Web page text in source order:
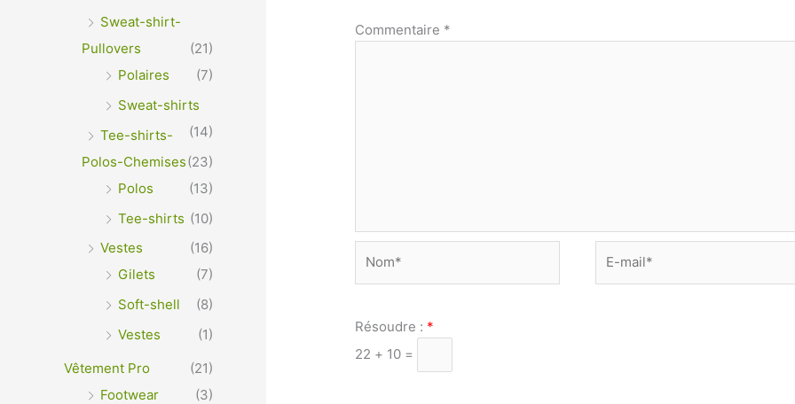
Sweat-shirt-
Pullovers
(21)
Polaires
(7)
Sweat-shirts
(14)
Tee-shirts-
Polos-Chemises(23)
Polos
(13)
Tee-shirts (10)
Vestes
(16)
Gilets
(7)
Soft-shell
(8)
Vestes
(1)
Vêtement Pro
(21)
Footwear
(3)
Commentaire *
mail*
Résoudre : *
22 + 10 =